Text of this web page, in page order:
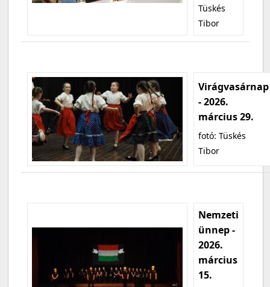
Tüskés
Tibor
Virágvasárnap
- 2026.
március 29.
fotó: Tüskés
Tibor
Nemzeti
ünnep -
2026.
március
15.